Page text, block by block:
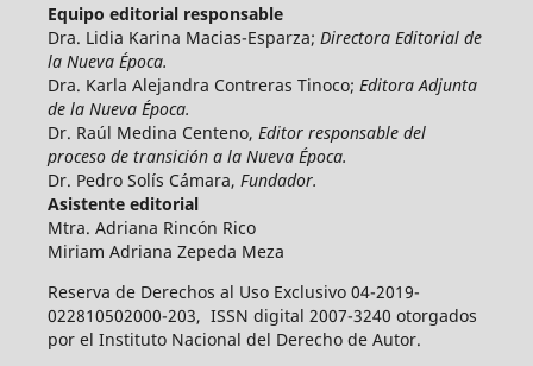
Equipo editorial responsable
Dra. Lidia Karina Macias-Esparza; Directora Editorial de
la Nueva Época.
Dra. Karla Alejandra Contreras Tinoco; Editora Adjunta
de la Nueva Época.
Dr. Raúl Medina Centeno, Editor responsable del
proceso de transición a la Nueva Época.
Dr. Pedro Solís Cámara, Fundador.
Asistente editorial
Mtra. Adriana Rincón Rico
Miriam Adriana Zepeda Meza
Reserva de Derechos al Uso Exclusivo 04-2019-
022810502000-203, ISSN digital 2007-3240 otorgados
por el Instituto Nacional del Derecho de Autor.